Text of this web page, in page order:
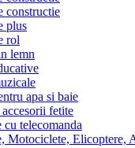
constructie
plus
rol
lemn
apa si baie
fetite
cu telecomanda
Motociclete, Elicoptere,